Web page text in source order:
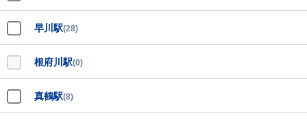
早川駅(28)
根府川駅(0)
真鶴駅(8)